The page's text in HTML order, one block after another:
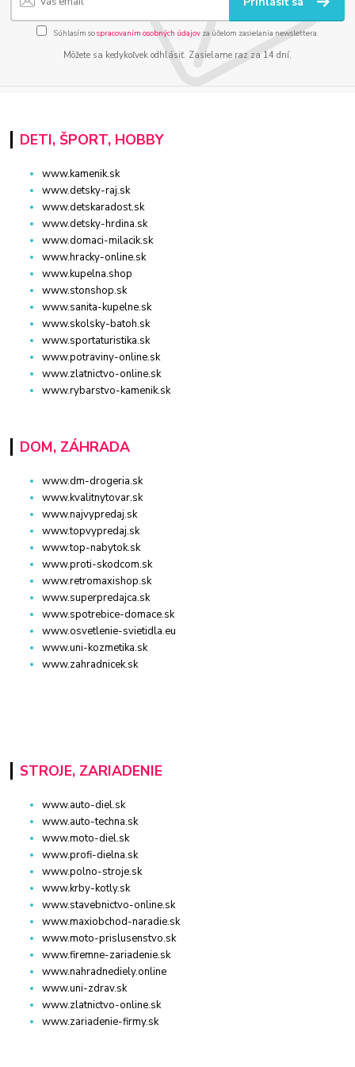
Súhlasím sospracovaním osobných údajov za účelom zasielania newslettera.
Môžete sa kedykoľvek odhlásiť. Zasielame raz za 14 dní.
DETI, ŠPORT, HOBBY
www.kamenik.sk
www.detsky-raj.sk
www.detskaradost.sk
www.detsky-hrdina.sk
www.domaci-milacik.sk
www.hracky-online.sk
www.kupelna.shop
www.stonshop.sk
www.sanita-kupelne.sk
www.skolsky-batoh.sk
www.sportaturistika.sk
www.potraviny-online.sk
www.zlatnictvo-online.sk
www.rybarstvo-kamenik.sk
DOM, ZÁHRADA
www.dm-drogeria.sk
www.kvalitnytovar.sk
www.najvypredaj.sk
www.topvypredaj.sk
www.top-nabytok.sk
www.proti-skodcom.sk
www.retromaxishop.sk
www.superpredajca.sk
www.spotrebice-domace.sk
www.osvetlenie-svietidla.eu
www.uni-kozmetika.sk
www.zahradnicek.sk
STROJE, ZARIADENIE
www.auto-diel.sk
www.auto-techna.sk
www.moto-diel.sk
www.profi-dielna.sk
www.polno-stroje.sk
www.krby-kotly.sk
www.stavebnictvo-online.sk
www.maxiobchod-naradie.sk
www.moto-prislusenstvo.sk
www.firemne-zariadenie.sk
www.nahradnediely.online
www.uni-zdrav.sk
www.zlatnictvo-online.sk
www.zariadenie-firmy.sk